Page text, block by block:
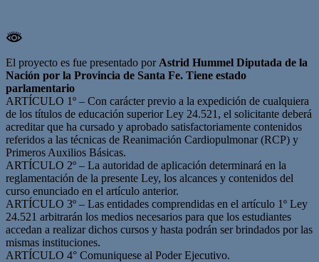
El proyecto es fue presentado por Astrid Hummel Diputada de la
Nación por la Provincia de Santa Fe. Tiene estado
parlamentario
ARTÍCULO 1º – Con carácter previo a la expedición de cualquiera
de los títulos de educación superior Ley 24.521, el solicitante deberá
acreditar que ha cursado y aprobado satisfactoriamente contenidos
referidos a las técnicas de Reanimación Cardiopulmonar (RCP) y
Primeros Auxilios Básicas.
ARTÍCULO 2º – La autoridad de aplicación determinará en la
reglamentación de la presente Ley, los alcances y contenidos del
curso enunciado en el artículo anterior.
ARTÍCULO 3º – Las entidades comprendidas en el artículo 1º Ley
24.521 arbitrarán los medios necesarios para que los estudiantes
accedan a realizar dichos cursos y hasta podrán ser brindados por las
mismas instituciones.
ARTÍCULO 4° Comuniquese al Poder Ejecutivo.